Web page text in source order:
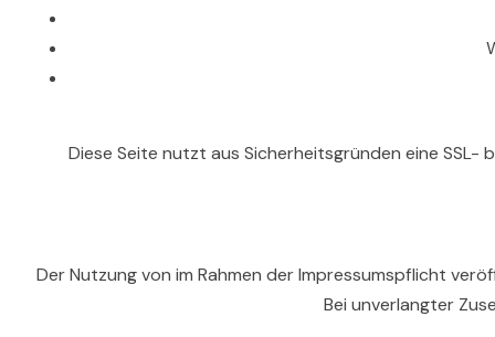
Diese Seite nutzt aus Sicherheitsgründen eine SSL-
Der Nutzung von im Rahmen der Impressumspflicht
Bei unverlangter